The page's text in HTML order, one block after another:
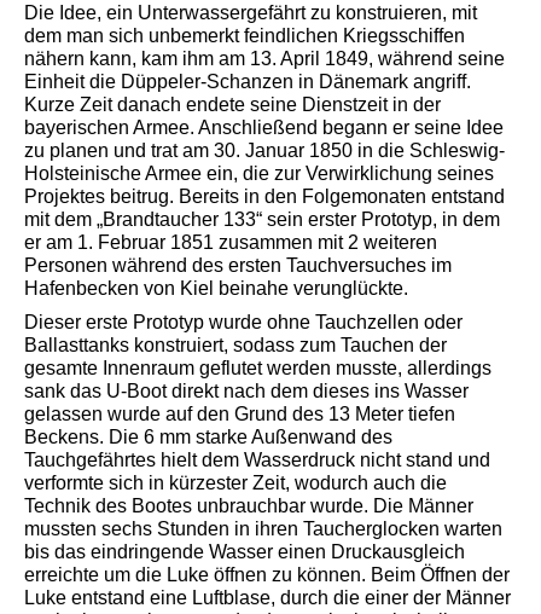
Die Idee, ein Unterwassergefährt zu konstruieren, mit
dem man sich unbemerkt feindlichen Kriegsschiffen
nähern kann, kam ihm am 13. April 1849, während seine
Einheit die Düppeler-Schanzen in Dänemark angriff.
Kurze Zeit danach endete seine Dienstzeit in der
bayerischen Armee. Anschließend begann er seine Idee
zu planen und trat am 30. Januar 1850 in die Schleswig-
Holsteinische Armee ein, die zur Verwirklichung seines
Projektes beitrug. Bereits in den Folgemonaten entstand
mit dem „Brandtaucher 133“ sein erster Prototyp, in dem
er am 1. Februar 1851 zusammen mit 2 weiteren
Personen während des ersten Tauchversuches im
Hafenbecken von Kiel beinahe verunglückte.
Dieser erste Prototyp wurde ohne Tauchzellen oder
Ballasttanks konstruiert, sodass zum Tauchen der
gesamte Innenraum geflutet werden musste, allerdings
sank das U-Boot direkt nach dem dieses ins Wasser
gelassen wurde auf den Grund des 13 Meter tiefen
Beckens. Die 6 mm starke Außenwand des
Tauchgefährtes hielt dem Wasserdruck nicht stand und
verformte sich in kürzester Zeit, wodurch auch die
Technik des Bootes unbrauchbar wurde. Die Männer
mussten sechs Stunden in ihren Taucherglocken warten
bis das eindringende Wasser einen Druckausgleich
erreichte um die Luke öffnen zu können. Beim Öffnen der
Luke entstand eine Luftblase, durch die einer der Männer